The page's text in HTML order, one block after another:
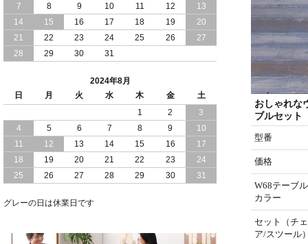
おしゃれな
ブルセット
型番
価格
W68テーブル
カラー
セット（チェ
ア/スツール
2024/05/27
日本製 大容量 収納 跳ね上げ式 リフト
アップ 横開き ヘッドボードレス ベッド
組立設置サービス付
2024/05/21
日本製 大容量 収納 跳ね上げ式 リフト
組立設置付
日本製 大容量 収納 跳ね上げ式 （ リフ
トアップ ） ベッド 横開き ヘッドボー
ド 組立設置 付き
2024/04/25
日本製 収納 跳ね上げ式 リフトアップ
ベッド 縦開き ヘッドボード 組立設置サ
7
8 9 10 11 12
13
14
15 16 17 18 19
20
21
22 23 24 25 26
27
28
29 30 31
2024年8月
日
月 火 水 木 金
土
1
2
3
4
5 6 7 8 9
10
11
12 13 14 15 16
17
18
19 20 21 22 23
24
25
26 27 28 29 30 31
グレーの日は休業日です